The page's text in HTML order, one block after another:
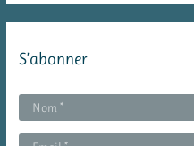
S’abonner